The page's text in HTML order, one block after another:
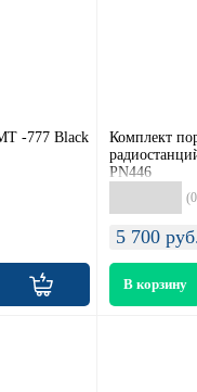
-777 Black
Комплект
PN446
5 700